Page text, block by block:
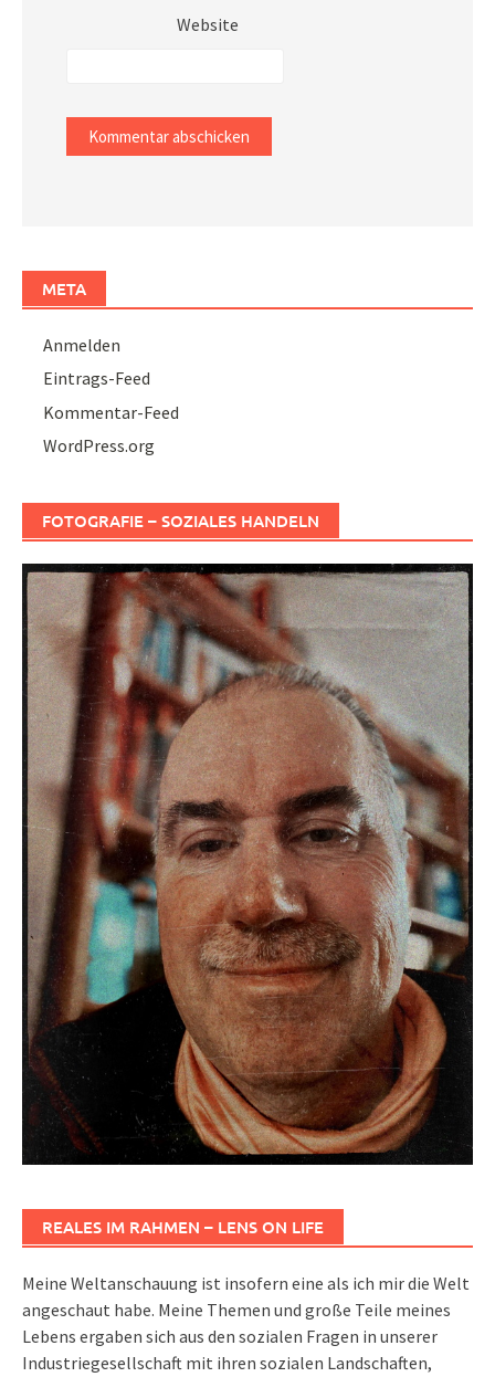
Website
META
Anmelden
Eintrags-Feed
Kommentar-Feed
WordPress.org
FOTOGRAFIE – SOZIALES HANDELN
REALES IM RAHMEN – LENS ON LIFE
Meine Weltanschauung ist insofern eine als ich mir die Welt
angeschaut habe. Meine Themen und große Teile meines
Lebens ergaben sich aus den sozialen Fragen in unserer
Industriegesellschaft mit ihren sozialen Landschaften,